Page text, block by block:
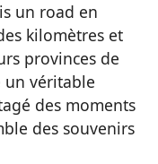
un road en
kilomètres et
provinces de
un véritable
des moments
des souvenirs